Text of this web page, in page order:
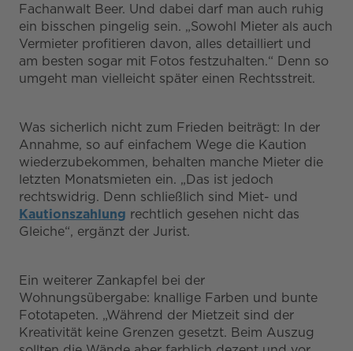
Fachanwalt Beer. Und dabei darf man auch ruhig
ein bisschen pingelig sein. „Sowohl Mieter als auch
Vermieter profitieren davon, alles detailliert und
am besten sogar mit Fotos festzuhalten.“ Denn so
umgeht man vielleicht später einen Rechtsstreit.
Was sicherlich nicht zum Frieden beiträgt: In der
Annahme, so auf einfachem Wege die Kaution
wiederzubekommen, behalten manche Mieter die
letzten Monatsmieten ein. „Das ist jedoch
rechtswidrig. Denn schließlich sind Miet- und
Kautionszahlung rechtlich gesehen nicht das
Gleiche“, ergänzt der Jurist.
Ein weiterer Zankapfel bei der
Wohnungsübergabe: knallige Farben und bunte
Fototapeten. „Während der Mietzeit sind der
Kreativität keine Grenzen gesetzt. Beim Auszug